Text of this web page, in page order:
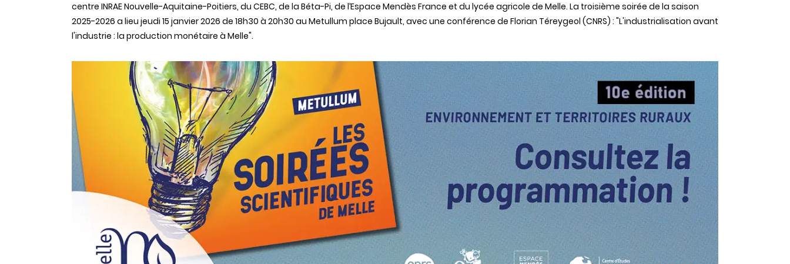
centre INRAE Nouvelle-Aquitaine-Poitiers, du CEBC, de la Béta-Pi, de l’Espace Mendès France et du lycée agricole de Melle. La troisième soirée de la saison
2025-2026 a lieu jeudi 15 janvier 2026 de 18h30 à 20h30 au Metullum place Bujault, avec une conférence de Florian Téreygeol (CNRS) : "L'industrialisation avant
l'industrie : la production monétaire à Melle".